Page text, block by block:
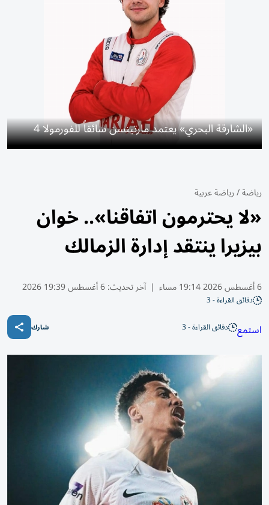
«الشارقة البحري» يعتمد مارتينسن سائقاً للفورمولا 4
رياضة/رياضة عربية
«لا يحترمون اتفاقنا».. خوان
بيزيرا ينتقد إدارة الزمالك
6 أغسطس 2026 19:14 مساء | آخر تحديث:6 أغسطس 19:39 2026
دقائق القراءة - 3
استمع دقائق القراءة - 3 شارك